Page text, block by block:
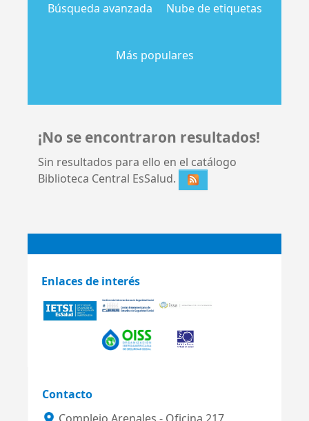
Búsqueda avanzada Nube de etiquetas
Más populares
¡No se encontraron resultados!
Sin resultados para ello en el catálogo
Biblioteca Central EsSalud.
Enlaces de interés
Contacto